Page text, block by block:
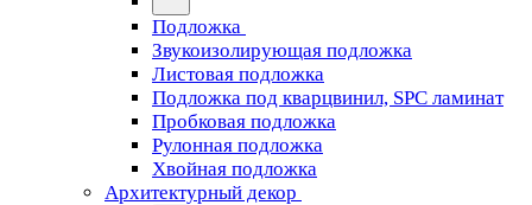
Подложка
Звукоизолирующая подложка
Листовая подложка
Подложка под кварцвинил, SPC ламинат
Пробковая подложка
Рулонная подложка
Хвойная подложка
Архитектурный декор